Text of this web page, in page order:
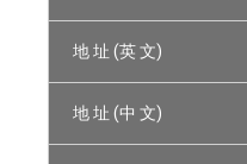
地 址 (英 文)
地 址 (中 文)